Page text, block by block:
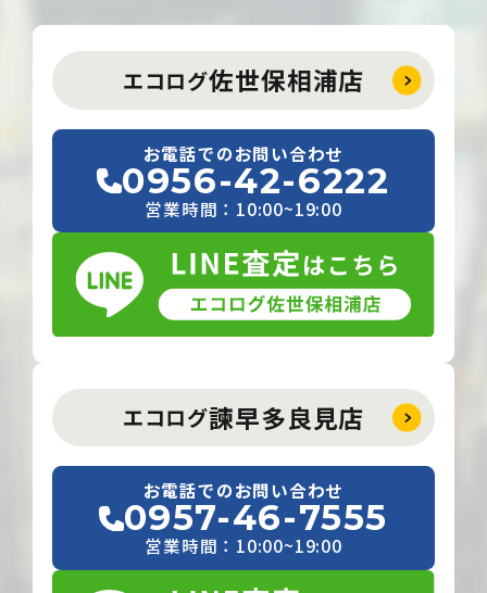
エコログ佐世保相浦店
お電話でのお問い合わせ
0956-42-6222
営業時間：10:00~19:00
エコログ諫早多良見店
お電話でのお問い合わせ
0957-46-7555
営業時間：10:00~19:00